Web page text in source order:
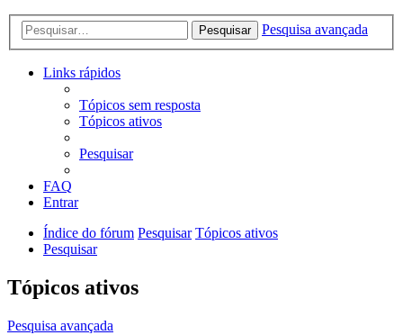
Pesquisar Pesquisa avançada
Links rápidos
Tópicos sem resposta
Tópicos ativos
Pesquisar
FAQ
Entrar
Índice do fórum Pesquisar Tópicos ativos
Pesquisar
Tópicos ativos
Pesquisa avançada